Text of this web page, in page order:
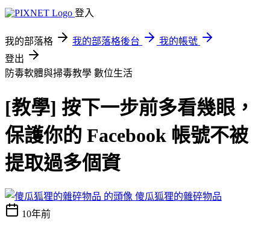
登入
我的部落格 我的部落格後台
我的帳號
登出
防毒軟體與掃毒教學 數位生活
[教學] 按下一步前多看幾眼，
保護你的 Facebook 帳號不被
提取過多個資
傻瓜狐狸的雜碎物品
10年前